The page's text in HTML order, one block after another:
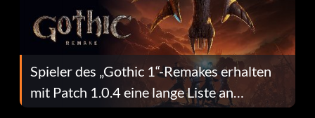
Spieler des „Gothic 1“-Remakes erhalten
mit Patch 1.0.4 eine lange Liste an
Fehlerbehebungen